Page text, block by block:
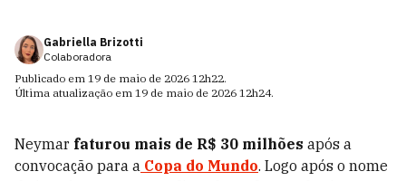
Gabriella Brizotti
Colaboradora
Publicado em 19 de maio de 2026 12h22.
Última atualização em 19 de maio de 2026 12h24.
Neymar faturou mais de R$ 30 milhões após a
convocação para a Copa do Mundo. Logo após o nome